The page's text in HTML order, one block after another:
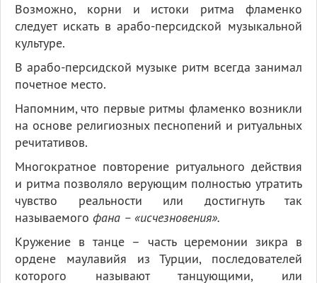
Возможно, корни и истоки ритма фламенко
следует искать в арабо-персидской музыкальной
культуре.
В арабо-персидской музыке ритм всегда занимал
почетное место.
Напомним, что первые ритмы фламенко возникли
на основе религиозных песнопений и ритуальных
речитативов.
Многократное повторение ритуального действия
и ритма позволяло верующим полностью утратить
чувство реальности или достигнуть так
называемого фана – «исчезновения».
Кружение в танце – часть церемонии зикра в
ордене маулавийя из Турции, последователей
которого называют танцующими, или